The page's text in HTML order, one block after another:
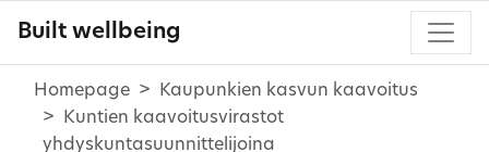
Built wellbeing
Homepage
Kaupunkien kasvun kaavoitus
Kuntien kaavoitusvirastot
yhdyskuntasuunnittelijoina